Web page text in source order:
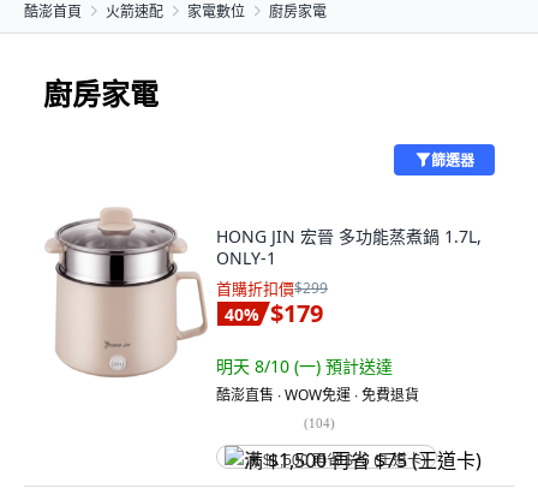
酷澎首頁 火箭速配 家電數位 廚房家電
廚房家電
篩選器
HONG JIN 宏晉 多功能蒸煮鍋 1.7L,
ONLY-1
首購折扣價$299
40% $179
明天 8/10 (一) 預計送達
酷澎直售 ∙ WOW免運 ∙ 免費退貨
(104)
满 $1,500 再省 $75 (王道卡)